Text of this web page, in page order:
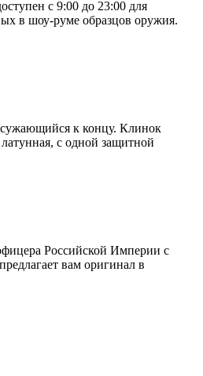
с 9:00 до 23:00 для
в шоу-руме образцов оружия.
сужающийся к концу. Клинок
с одной защитной
Российской Империи с
вам оригинал в